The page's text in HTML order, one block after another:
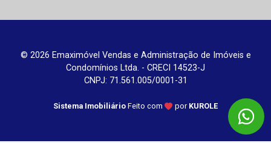
© 2026 Emaximóvel Vendas e Administração de Imóveis e
Condomínios Ltda. - CRECI 14523-J
CNPJ: 71.561.005/0001-31
Sistema Imobiliário Feito com por KUROLE